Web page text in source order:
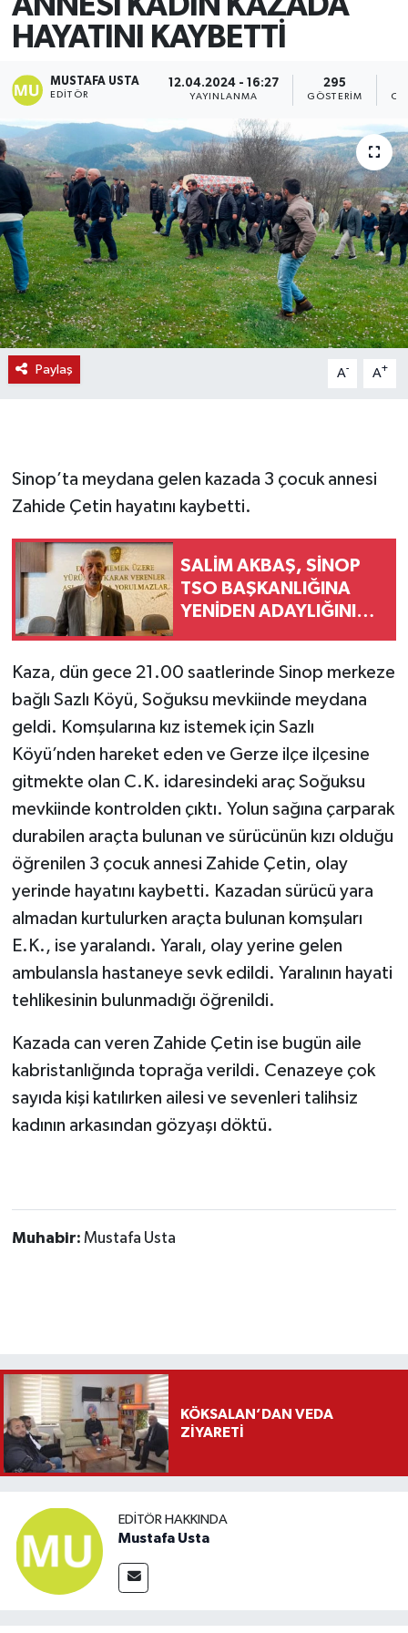
HAYATINI KAYBETTİ
MUSTAFA USTA
EDITÖR
12.04.2024 - 16:27
YAYINLANMA
295
GÖSTERIM
Paylaş A- A+
Sinop’ta meydana gelen kazada 3 çocuk annesi
Zahide Çetin hayatını kaybetti.
SALİM AKBAŞ, SİNOP
TSO BAŞKANLIĞINA
YENİDEN ADAYLIĞINI
Kaza, dün gece 21.00 saatlerinde Sinop merkeze
bağlı Sazlı Köyü, Soğuksu mevkiinde meydana
geldi. Komşularına kız istemek için Sazlı
Köyü’nden hareket eden ve Gerze ilçe ilçesine
gitmekte olan C.K. idaresindeki araç Soğuksu
mevkiinde kontrolden çıktı. Yolun sağına çarparak
durabilen araçta bulunan ve sürücünün kızı olduğu
öğrenilen 3 çocuk annesi Zahide Çetin, olay
yerinde hayatını kaybetti. Kazadan sürücü yara
almadan kurtulurken araçta bulunan komşuları
E.K., ise yaralandı. Yaralı, olay yerine gelen
ambulansla hastaneye sevk edildi. Yaralının hayati
tehlikesinin bulunmadığı öğrenildi.
Kazada can veren Zahide Çetin ise bugün aile
kabristanlığında toprağa verildi. Cenazeye çok
sayıda kişi katılırken ailesi ve sevenleri talihsiz
kadının arkasından gözyaşı döktü.
Muhabir: Mustafa Usta
KÖKSALAN’DAN VEDA
ZİYARETİ
EDITÖR HAKKINDA
Mustafa Usta